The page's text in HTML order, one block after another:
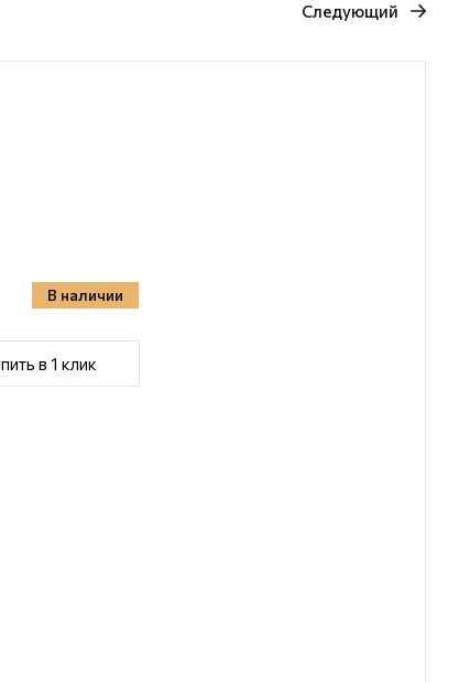
Следующий
В наличии
в 1 клик